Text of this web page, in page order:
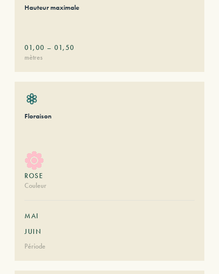
Hauteur maximale
01,00 – 01,50
mètres
Floraison
ROSE
Couleur
MAI
JUIN
Période